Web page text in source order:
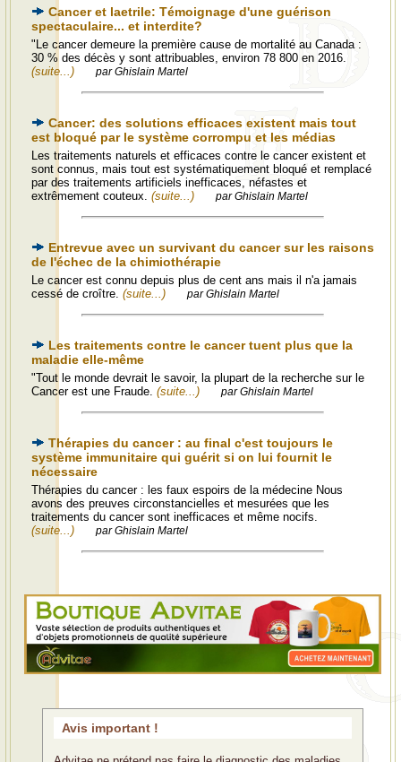
Cancer et laetrile: Témoignage d'une guérison
spectaculaire... et interdite?
"Le cancer demeure la première cause de mortalité au Canada :
30 % des décès y sont attribuables, environ 78 800 en 2016.
(suite...)
par Ghislain Martel
Cancer: des solutions efficaces existent mais tout
est bloqué par le système corrompu et les médias
Les traitements naturels et efficaces contre le cancer existent et
sont connus, mais tout est systématiquement bloqué et remplacé
par des traitements artificiels inefficaces, néfastes et
extrêmement couteux. (suite...) par Ghislain Martel
Entrevue avec un survivant du cancer sur les raisons
de l'échec de la chimiothérapie
Le cancer est connu depuis plus de cent ans mais il n'a jamais
cessé de croître. (suite...) par Ghislain Martel
Les traitements contre le cancer tuent plus que la
maladie elle-même
"Tout le monde devrait le savoir, la plupart de la recherche sur le
Cancer est une Fraude. (suite...) par Ghislain Martel
Thérapies du cancer : au final c'est toujours le
système immunitaire qui guérit si on lui fournit le
nécessaire
Thérapies du cancer : les faux espoirs de la médecine Nous
avons des preuves circonstancielles et mesurées que les
traitements du cancer sont inefficaces et même nocifs.
(suite...)
par Ghislain Martel
Avis important !